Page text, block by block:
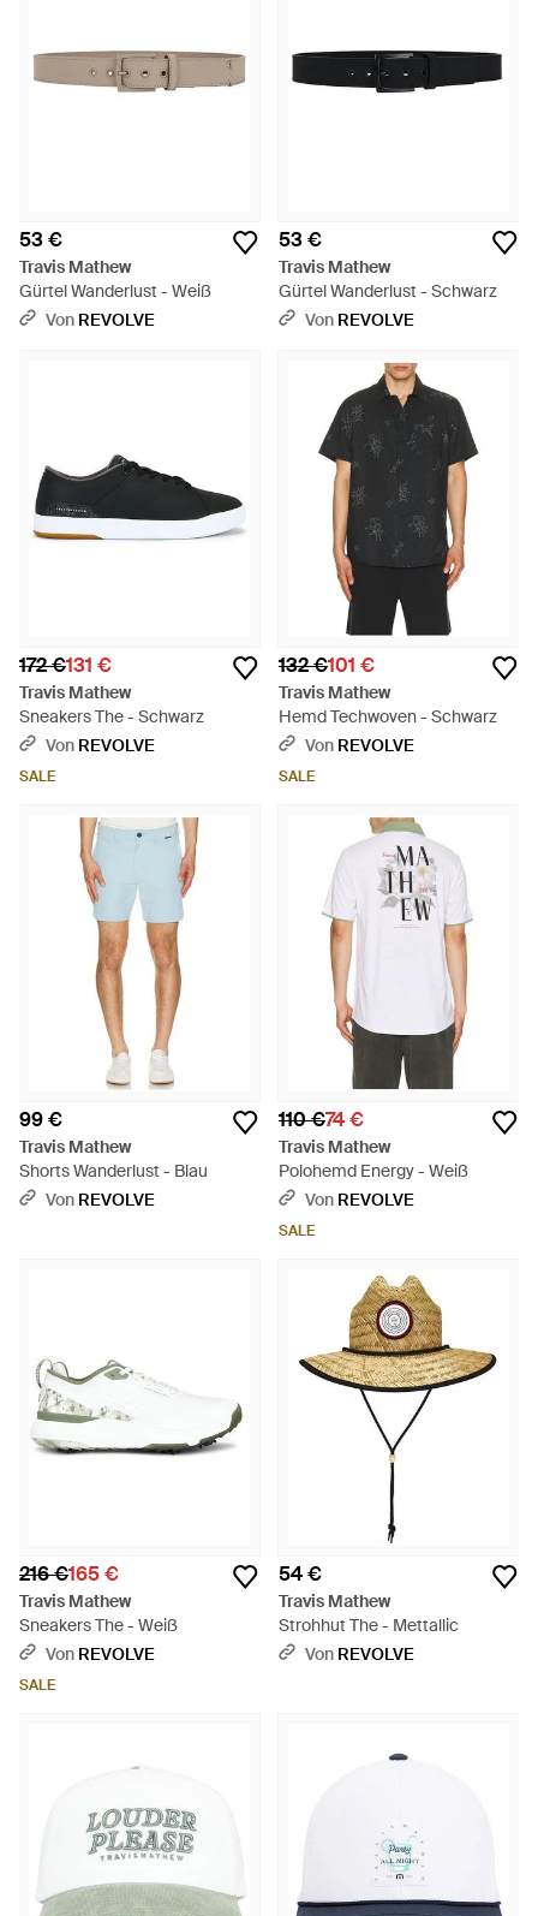
53 €
Travis Mathew
Gürtel Wanderlust - Weiß
Von REVOLVE
53 €
Travis Mathew
Gürtel Wanderlust - Schwarz
Von REVOLVE
172 €131 €
Travis Mathew
Sneakers The - Schwarz
Von REVOLVE
SALE
132 €101 €
Travis Mathew
Hemd Techwoven - Schwarz
Von REVOLVE
SALE
99 €
Travis Mathew
Shorts Wanderlust - Blau
Von REVOLVE
110 €74 €
Travis Mathew
Polohemd Energy - Weiß
Von REVOLVE
SALE
216 €165 €
Travis Mathew
Sneakers The - Weiß
Von REVOLVE
SALE
54 €
Travis Mathew
Strohhut The - Mettallic
Von REVOLVE